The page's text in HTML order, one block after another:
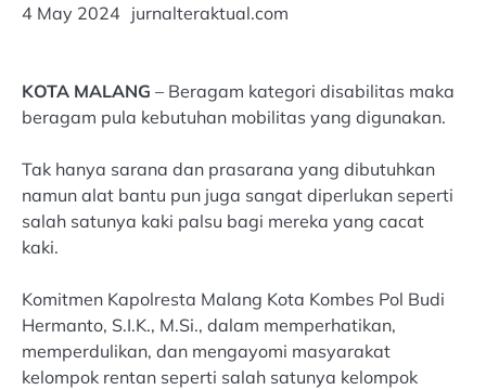
4 May 2024 jurnalteraktual.com
KOTA MALANG – Beragam kategori disabilitas maka
beragam pula kebutuhan mobilitas yang digunakan.
Tak hanya sarana dan prasarana yang dibutuhkan
namun alat bantu pun juga sangat diperlukan seperti
salah satunya kaki palsu bagi mereka yang cacat
kaki.
Komitmen Kapolresta Malang Kota Kombes Pol Budi
Hermanto, S.I.K., M.Si., dalam memperhatikan,
memperdulikan, dan mengayomi masyarakat
kelompok rentan seperti salah satunya kelompok